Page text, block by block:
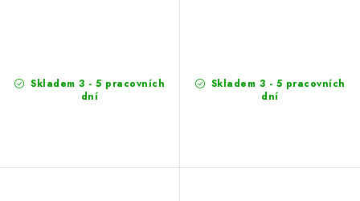
Skladem 3 - 5 pracovních
dní
Skladem 3 - 5 pracovních
dní